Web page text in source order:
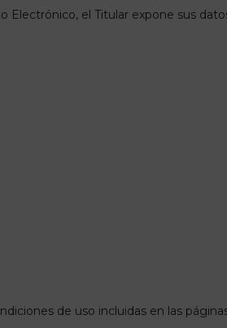
Electrónico, el Titular expone sus
de uso incluidas en las